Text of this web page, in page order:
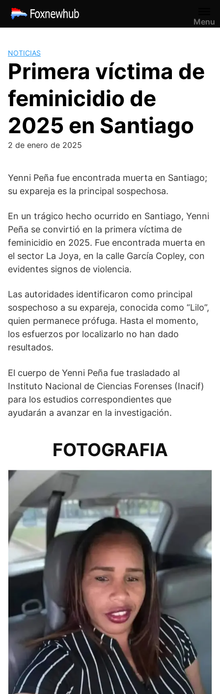
Saltar
contenido
Menu
NOTICIAS
Primera víctima de
feminicidio de
2025 en Santiago
2 de enero de 2025
Yenni Peña fue encontrada muerta en Santiago;
su expareja es la principal sospechosa.
En un trágico hecho ocurrido en Santiago, Yenni
Peña se convirtió en la primera víctima de
feminicidio en 2025. Fue encontrada muerta en
el sector La Joya, en la calle García Copley, con
evidentes signos de violencia.
Las autoridades identificaron como principal
sospechoso a su expareja, conocida como “Lilo”,
quien permanece prófuga. Hasta el momento,
los esfuerzos por localizarlo no han dado
resultados.
El cuerpo de Yenni Peña fue trasladado al
Instituto Nacional de Ciencias Forenses (Inacif)
para los estudios correspondientes que
ayudarán a avanzar en la investigación.
FOTOGRAFIA